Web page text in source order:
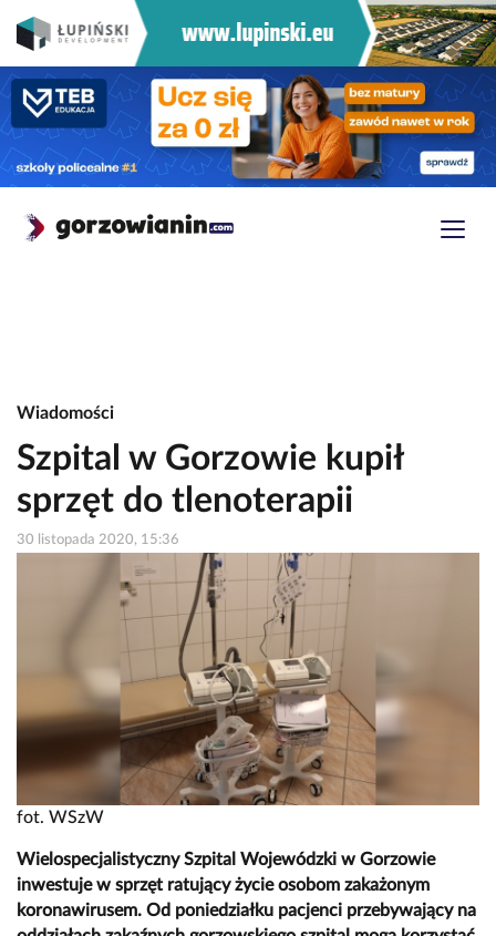
Wiadomości
Szpital w Gorzowie kupił
sprzęt do tlenoterapii
30 listopada 2020, 15:36
fot. WSzW
Wielospecjalistyczny Szpital Wojewódzki w Gorzowie
inwestuje w sprzęt ratujący życie osobom zakażonym
koronawirusem. Od poniedziałku pacjenci przebywający na